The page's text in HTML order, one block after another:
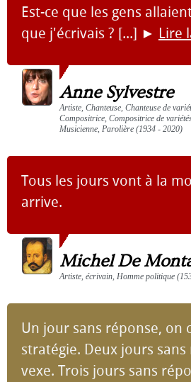
Est-ce que les gens
que j'écrivais ? [...] ► Lire
Anne Sylvestre
Artiste, Chanteuse, Chanteuse de
Compositrice, Compositrice de
Musicienne, Parolière (1934 - 2020)
Tous les jours vont à la
arrive.
Michel De
Artiste, écrivain, Homme politique
Un jour sans réponse, on
stratégie. Deux jours
vexe. Trois jours sans